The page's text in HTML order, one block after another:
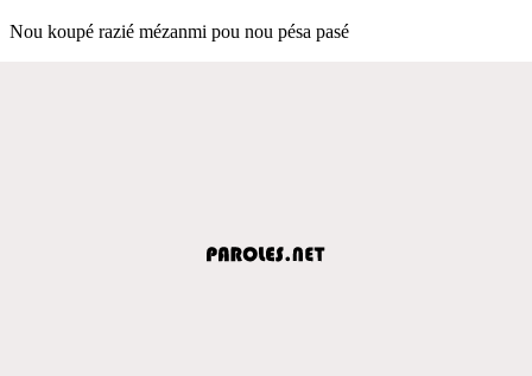
Nou koupé razié mézanmi pou nou pésa pasé